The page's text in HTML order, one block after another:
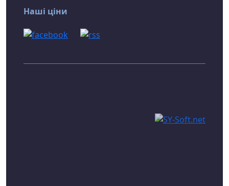
Наші ціни